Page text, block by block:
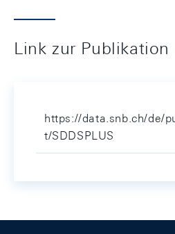
Link zur Publikation
https://data.snb.ch/de/
t/SDDSPLUS